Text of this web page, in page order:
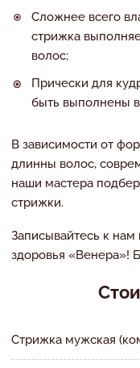
Сложнее всего
стрижка
волос;
Прически для
быть выполнены в
В зависимости от
длинны волос,
наши мастера
стрижки.
Записывайтесь к
здоровья «Венера»!
Стрижка мужская